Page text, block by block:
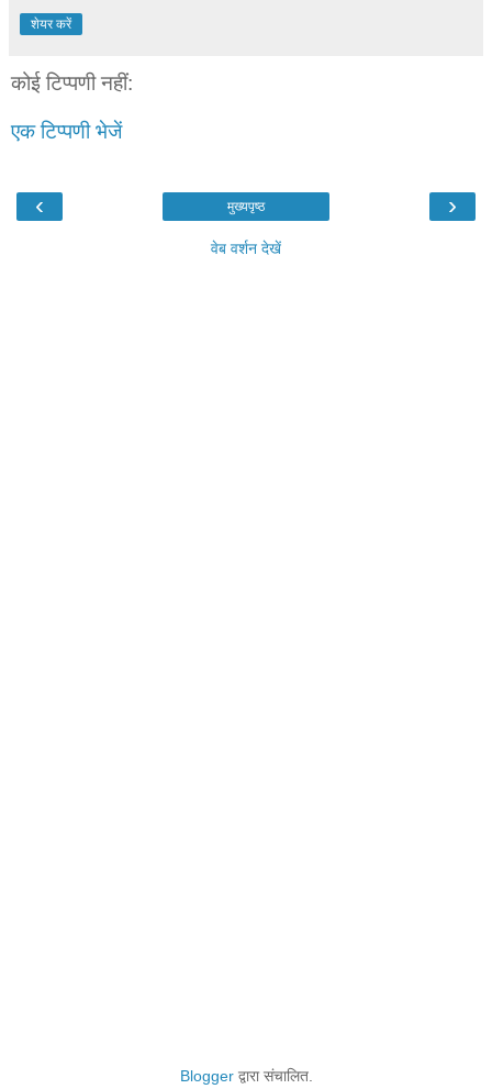
शेयर करें
कोई टिप्पणी नहीं:
एक टिप्पणी भेजें
‹ ›
मुख्यपृष्ठ
वेब वर्शन देखें
Bloggerद्वारा संचालित.